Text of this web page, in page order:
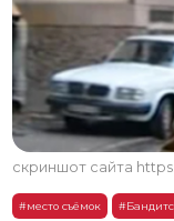
скриншот сайта
#место съёмок